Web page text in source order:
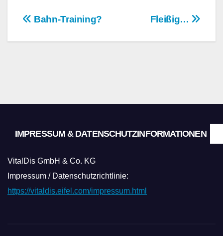
BeitragsnavigationFleißig…
Bahn-Training?
IMPRESSUM & DATENSCHUTZINFORMATIONEN
VitalDis GmbH & Co. KG
Impressum / Datenschutzrichtlinie:
https://vitaldis.eifel.com/impressum.html